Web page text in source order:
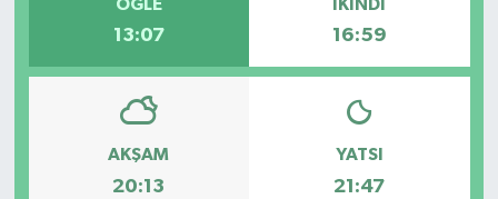
ÖĞLE
13:07
İKINDI
16:59
AKŞAM
20:13
YATSI
21:47